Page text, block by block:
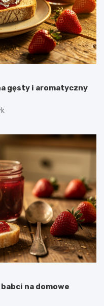
gęsty i aromatyczny
na domowe